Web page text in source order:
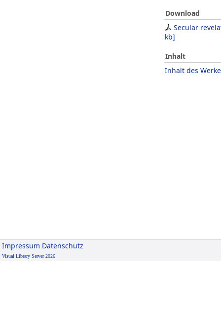
Download
Secular
kb]
Inhalt
Inhalt des
Impressum Datenschutz
Visual Library Server 2026